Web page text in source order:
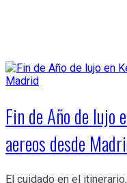
Fin de Año de lujo
aereos desde
El cuidado en el